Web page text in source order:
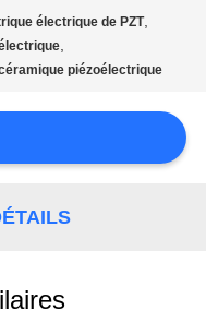
électrique de PZT,
,
piézoélectrique